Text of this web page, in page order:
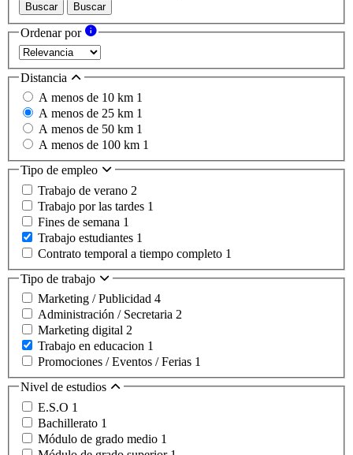
Buscar Buscar
Ordenar por
Distancia
A menos de 10 km 1
A menos de 25 km 1
A menos de 50 km 1
A menos de 100 km 1
Tipo de empleo
Trabajo de verano 2
Trabajo por las tardes 1
Fines de semana 1
Trabajo estudiantes 1
Contrato temporal a tiempo completo 1
Tipo de trabajo
Marketing / Publicidad 4
Administración / Secretaria 2
Marketing digital 2
Trabajo en educacion 1
Promociones / Eventos / Ferias 1
Nivel de estudios
E.S.O 1
Bachillerato 1
Módulo de grado medio 1